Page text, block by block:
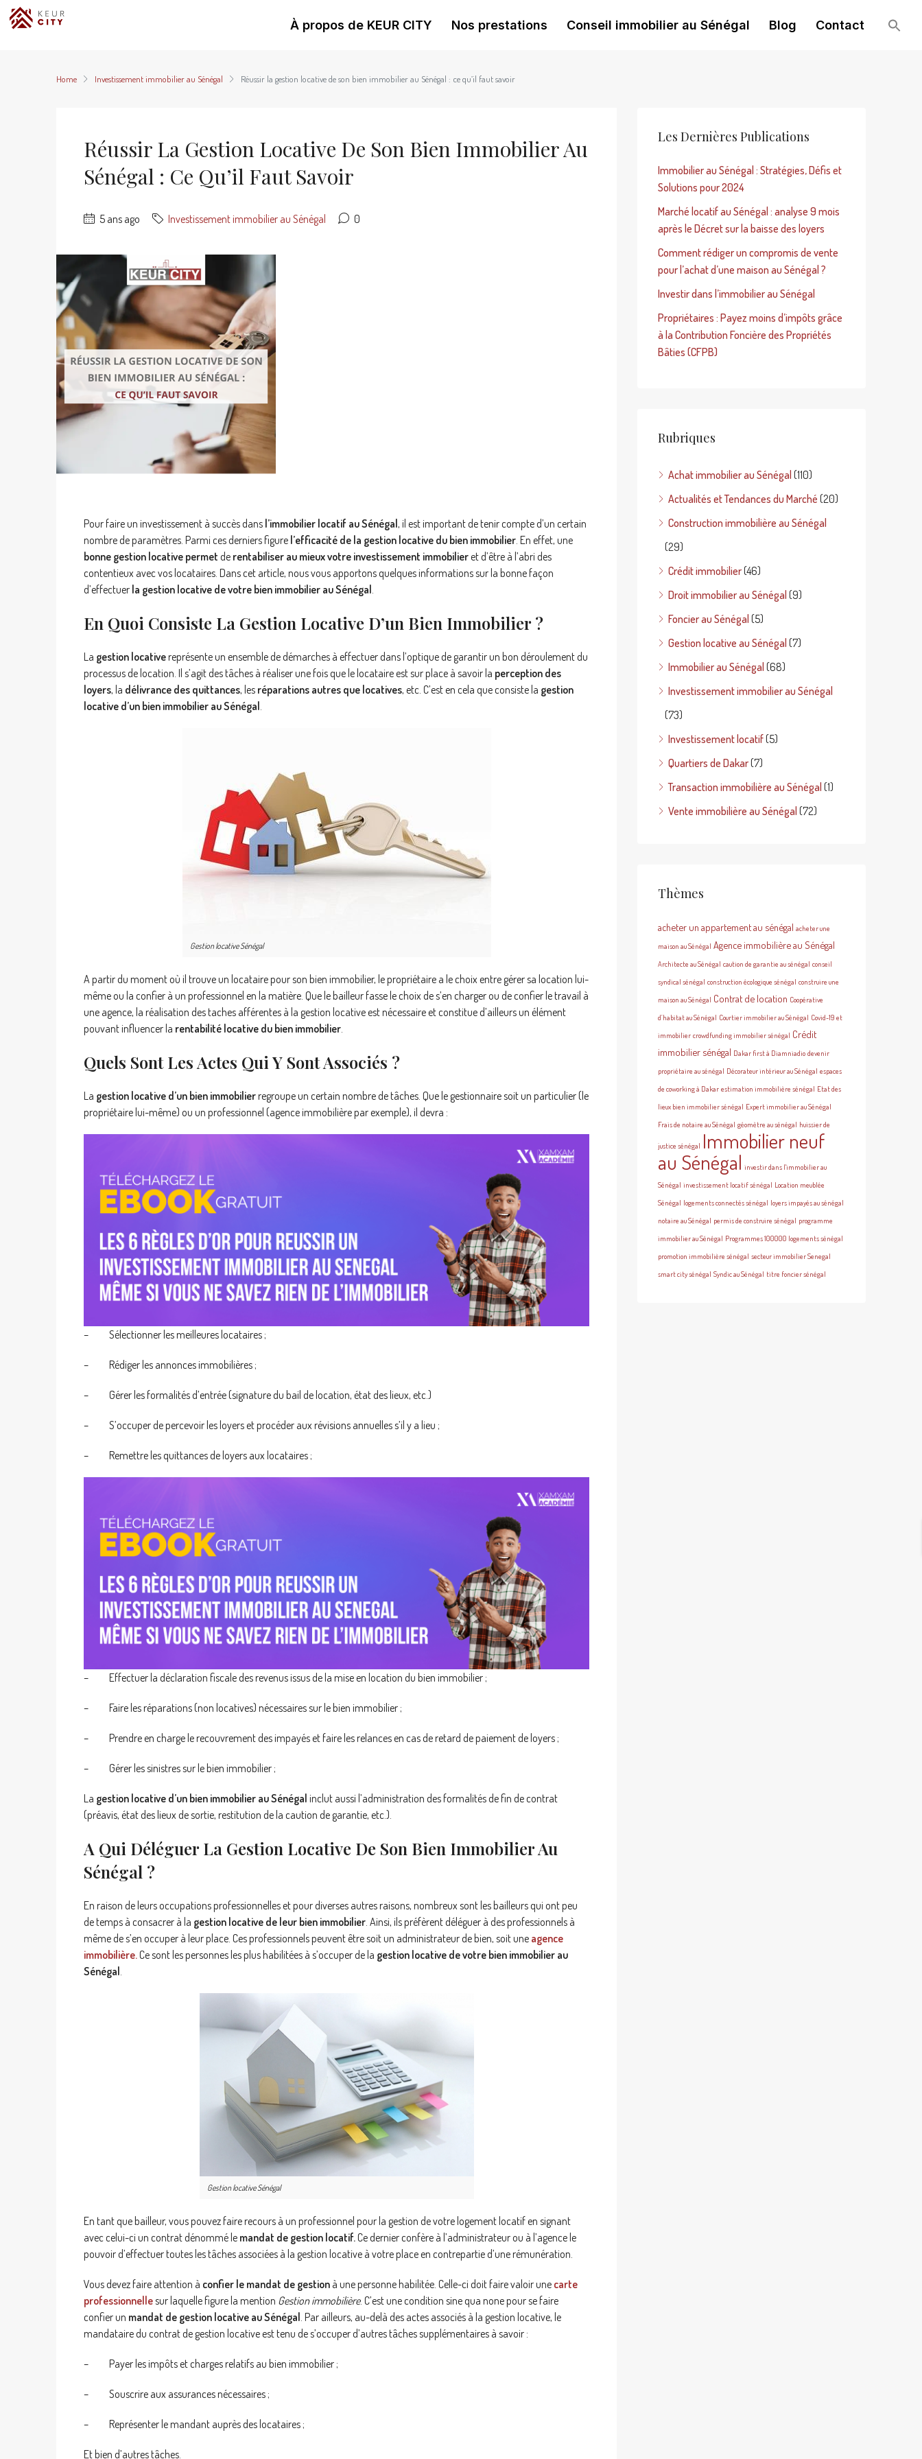
À propos de KEUR CITY Nos prestations Conseil immobilier au Sénégal Blog Contact
Home Investissement immobilier au Sénégal Réussir la gestion locative de son bien immobilier au Sénégal : ce qu’il faut savoir
Réussir La Gestion Locative De Son Bien Immobilier Au
Sénégal : Ce Qu’il Faut Savoir
5 ans ago Investissement immobilier au Sénégal 0
Pour faire un investissement à succès dans l’immobilier locatif au Sénégal, il est important de tenir compte d’un certain
nombre de paramètres. Parmi ces derniers figure l’efficacité de la gestion locative du bien immobilier. En effet, une
bonne gestion locative permet de rentabiliser au mieux votre investissement immobilieret d’être à l’abri des
contentieux avec vos locataires. Dans cet article, nous vous apportons quelques informations sur la bonne façon
d’effectuer la gestion locative de votre bien immobilier au Sénégal.
En Quoi Consiste La Gestion Locative D’un Bien Immobilier ?
La gestion locativereprésente un ensemble de démarches à effectuer dans l’optique de garantir un bon déroulement du
processus de location. Il s’agit des tâches à réaliser une fois que le locataire est sur place à savoir la perception des
loyers, la délivrance des quittances, les réparations autres que locatives, etc. C’est en cela que consiste la gestion
locative d’un bien immobilier au Sénégal.
Gestion locative Sénégal
A partir du moment où il trouve un locataire pour son bien immobilier, le propriétaire a le choix entre gérer sa location lui-
même ou la confier à un professionnel en la matière. Que le bailleur fasse le choix de s’en charger ou de confier le travail à
une agence, la réalisation des taches afférentes à la gestion locative est nécessaire et constitue d’ailleurs un élément
pouvant influencer la rentabilité locative du bien immobilier.
Quels Sont Les Actes Qui Y Sont Associés ?
La gestion locative d’un bien immobilierregroupe un certain nombre de tâches. Que le gestionnaire soit un particulier (le
propriétaire lui-même) ou un professionnel (agence immobilière par exemple), il devra :
– Sélectionner les meilleures locataires ;
– Rédiger les annonces immobilières ;
– Gérer les formalités d’entrée (signature du bail de location, état des lieux, etc.)
– S’occuper de percevoir les loyers et procéder aux révisions annuelles s’il y a lieu ;
– Remettre les quittances de loyers aux locataires ;
– Effectuer la déclaration fiscale des revenus issus de la mise en location du bien immobilier ;
– Faire les réparations (non locatives) nécessaires sur le bien immobilier ;
– Prendre en charge le recouvrement des impayés et faire les relances en cas de retard de paiement de loyers ;
– Gérer les sinistres sur le bien immobilier ;
La gestion locative d’un bien immobilier au Sénégal inclut aussi l’administration des formalités de fin de contrat
(préavis, état des lieux de sortie, restitution de la caution de garantie, etc.).
A Qui Déléguer La Gestion Locative De Son Bien Immobilier Au
Sénégal ?
En raison de leurs occupations professionnelles et pour diverses autres raisons, nombreux sont les bailleurs qui ont peu
de temps à consacrer à la gestion locative de leur bien immobilier. Ainsi, ils préfèrent déléguer à des professionnels à
même de s’en occuper à leur place. Ces professionnels peuvent être soit un administrateur de bien, soit une agence
immobilière.Ce sont les personnes les plus habilitées à s’occuper de la gestion locative de votre bien immobilier au
Sénégal.
Gestion locative Sénégal
En tant que bailleur, vous pouvez faire recours à un professionnel pour la gestion de votre logement locatif en signant
avec celui-ci un contrat dénommé le mandat de gestion locatif.Ce dernier confère à l’administrateur ou à l’agence le
pouvoir d’effectuer toutes les tâches associées à la gestion locative à votre place en contrepartie d’une rémunération.
Vous devez faire attention à confier le mandat de gestion à une personne habilitée. Celle-ci doit faire valoir une carte
professionnellesur laquelle figure la mention Gestion immobilière. C’est une condition sine qua none pour se faire
confier un mandat de gestion locative au Sénégal. Par ailleurs, au-delà des actes associés à la gestion locative, le
mandataire du contrat de gestion locative est tenu de s’occuper d’autres tâches supplémentaires à savoir :
– Payer les impôts et charges relatifs au bien immobilier ;
– Souscrire aux assurances nécessaires ;
– Représenter le mandant auprès des locataires ;
Et bien d’autres tâches.
Les Dernières Publications
Immobilier au Sénégal : Stratégies, Défis et
Solutions pour 2024
Marché locatif au Sénégal : analyse 9 mois
après le Décret sur la baisse des loyers
Comment rédiger un compromis de vente
pour l’achat d’une maison au Sénégal ?
Investir dans l’immobilier au Sénégal
Propriétaires : Payez moins d’impôts grâce
à la Contribution Foncière des Propriétés
Bâties (CFPB)
Rubriques
Achat immobilier au Sénégal (110)
Actualités et Tendances du Marché (20)
Construction immobilière au Sénégal
(29)
Crédit immobilier(46)
Droit immobilier au Sénégal (9)
Foncier au Sénégal (5)
Gestion locative au Sénégal (7)
Immobilier au Sénégal (68)
Investissement immobilier au Sénégal
(73)
Investissement locatif(5)
Quartiers de Dakar(7)
Transaction immobilière au Sénégal (1)
Vente immobilière au Sénégal (72)
Thèmes
acheter un appartement au sénégal acheter une
maison au Sénégal Agence immobilière au Sénégal
Architecte au Sénégal caution de garantie au sénégal conseil
syndical sénégal construction écologique sénégal construire une
maison au Sénégal Contrat de location Coopérative
d’habitat au Sénégal Courtier immobilier au Sénégal Covid-19 et
immobilier crowdfunding immobilier sénégal Crédit
immobilier sénégal Dakar first à Diamniadio devenir
propriétaire au sénégal Décorateur intérieur au Sénégal espaces
de coworking à Dakar estimation immobilière sénégal Etat des
lieux bien immobilier sénégal Expert immobilier au Sénégal
Frais de notaire au Sénégal géomètre au sénégal huissier de
justice sénégal Immobilier neuf
au Sénégal investir dans l'immobilier au
Sénégal investissement locatif sénégal Location meublée
Sénégal logements connectés sénégal loyers impayés au sénégal
notaire au Sénégal permis de construire sénégal programme
immobilier au Sénégal Programmes 100000 logements sénégal
promotion immobilière sénégal secteur immobilier Senegal
smart city sénégal Syndic au Sénégal titre foncier sénégal